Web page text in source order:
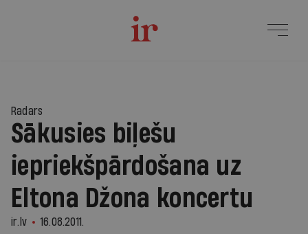
Radars
Sākusies biļešu
iepriekšpārdošana uz
Eltona Džona koncertu
ir.lv 16.08.2011.